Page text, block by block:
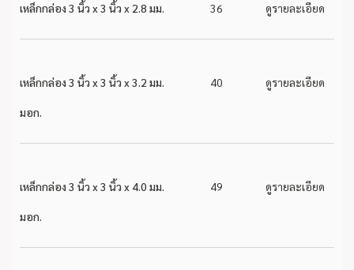
เหล็กกล่อง 3 นิ้ว x 3 นิ้ว x 2.8 มม. 36 ดูรายละเอียด
เหล็กกล่อง 3 นิ้ว x 3 นิ้ว x 3.2 มม.
มอก.
40 ดูรายละเอียด
เหล็กกล่อง 3 นิ้ว x 3 นิ้ว x 4.0 มม.
มอก.
49 ดูรายละเอียด